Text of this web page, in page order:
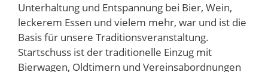
Unterhaltung und Entspannung bei Bier, Wein,
leckerem Essen und vielem mehr, war und ist die
Basis für unsere Traditionsveranstaltung.
Startschuss ist der traditionelle Einzug mit
Bierwagen, Oldtimern und Vereinsabordnungen